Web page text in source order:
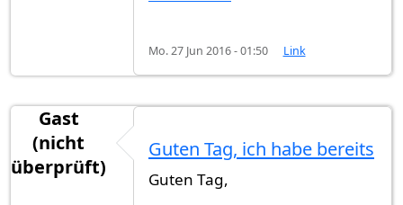
Mo. 27 Jun 2016 - 01:50 Link
Gast
(nicht
überprüft)
Guten Tag, ich habe bereits
Guten Tag,